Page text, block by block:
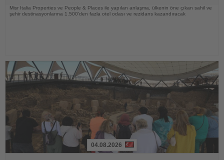
Misr Italia Properties ve People & Places ile yapılan anlaşma, ülkenin öne çıkan sahil ve
şehir destinasyonlarına 1.500'den fazla otel odası ve rezidans kazandıracak
04.08.2026